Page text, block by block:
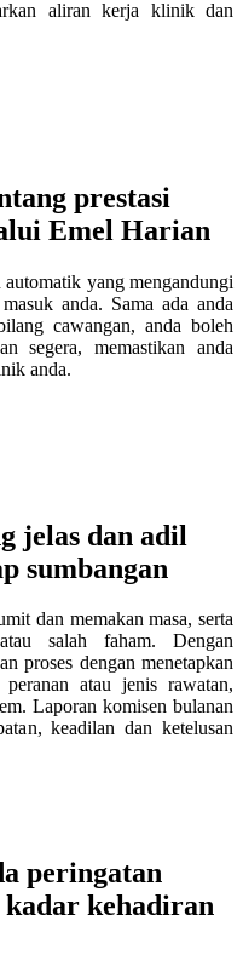
aliran kerja klinik dan
prestasi
Emel Harian
yang mengandungi
anda. Sama ada anda
cawangan, anda boleh
segera, memastikan anda
anda.
jelas dan adil
sumbangan
dan memakan masa, serta
salah faham. Dengan
proses dengan menetapkan
atau jenis rawatan,
Laporan komisen bulanan
keadilan dan ketelusan
peringatan
kehadiran